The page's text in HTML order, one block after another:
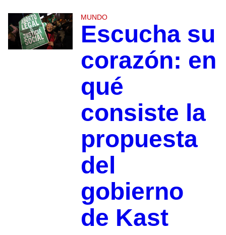
MUNDO
Escucha su
corazón: en
qué
consiste la
propuesta
del
gobierno
de Kast